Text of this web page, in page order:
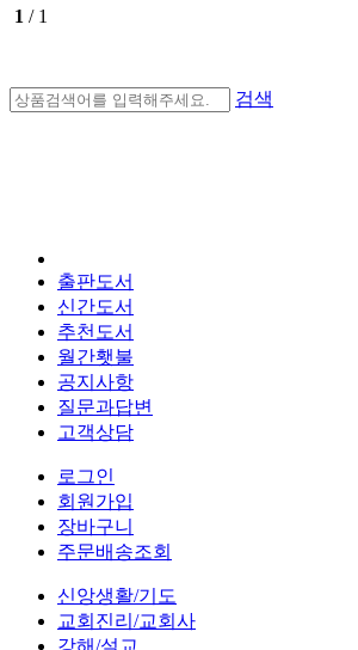
1 / 1
검색
출판도서
신간도서
추천도서
월간횃불
공지사항
질문과답변
고객상담
로그인
회원가입
장바구니
주문배송조회
신앙생활/기도
교회진리/교회사
강해/설교